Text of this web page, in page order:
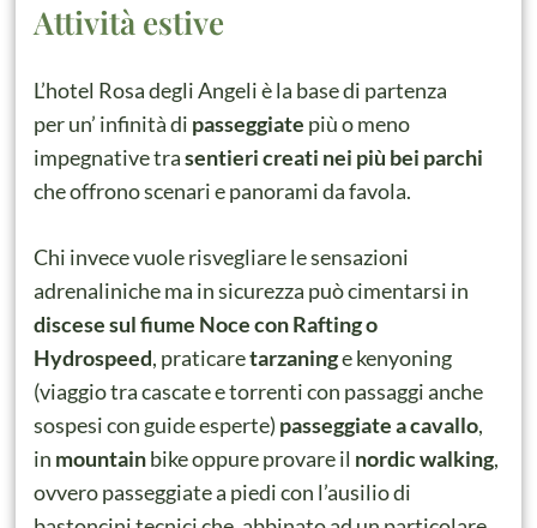
Attività estive
L’hotel Rosa degli Angeli è la base di partenza
per un’ infinità di passeggiate più o meno
impegnative trasentieri creati nei più bei parchi
che offrono scenari e panorami da favola.
Chi invece vuole risvegliare le sensazioni
adrenaliniche ma in sicurezza può cimentarsi in
discese sul fiume Noce con Rafting o
Hydrospeed, praticaretarzaninge kenyoning
(viaggio tra cascate e torrenti con passaggi anche
sospesi con guide esperte) passeggiate a cavallo,
in mountainbike oppure provare il nordic walking,
ovvero passeggiate a piedi con l’ausilio di